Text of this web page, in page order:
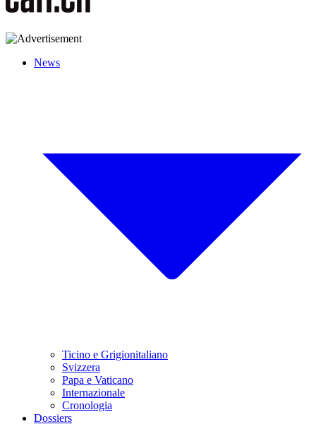
News
Ticino e Grigionitaliano
Svizzera
Papa e Vaticano
Internazionale
Cronologia
Dossiers